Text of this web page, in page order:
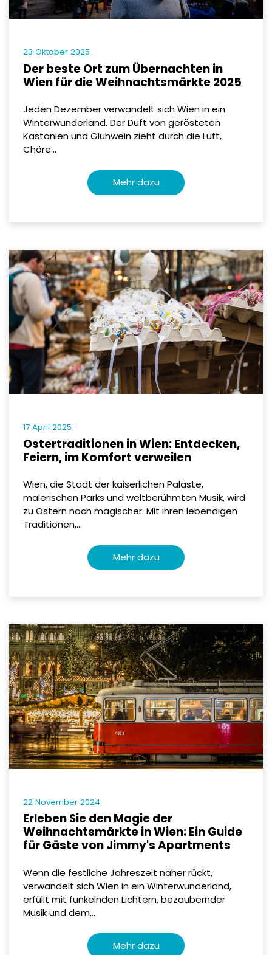
23 Oktober 2025
Der beste Ort zum Übernachten in
Wien für die Weihnachtsmärkte 2025
Jeden Dezember verwandelt sich Wien in ein
Winterwunderland. Der Duft von gerösteten
Kastanien und Glühwein zieht durch die Luft,
Chöre...
Mehr dazu
17 April 2025
Ostertraditionen in Wien: Entdecken,
Feiern, im Komfort verweilen
Wien, die Stadt der kaiserlichen Paläste,
malerischen Parks und weltberühmten Musik, wird
zu Ostern noch magischer. Mit ihren lebendigen
Traditionen,...
Mehr dazu
22 November 2024
Erleben Sie den Magie der
Weihnachtsmärkte in Wien: Ein Guide
für Gäste von Jimmy's Apartments
Wenn die festliche Jahreszeit näher rückt,
verwandelt sich Wien in ein Winterwunderland,
erfüllt mit funkelnden Lichtern, bezaubernder
Musik und dem...
Mehr dazu